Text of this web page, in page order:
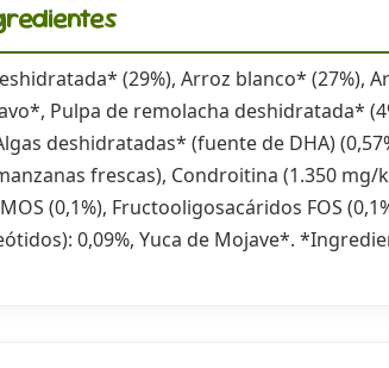
(29%), Arroz blanco* (27%),
Pulpa de remolacha deshidratada*
deshidratadas* (fuente de DHA)
frescas), Condroitina (1.350
(0,1%), Fructooligosacáridos FOS
0,09%, Yuca de Mojave*.